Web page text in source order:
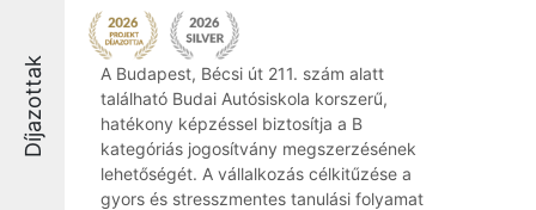
Díjazottak
A Budapest, Bécsi út 211. szám alatt
található Budai Autósiskola korszerű,
hatékony képzéssel biztosítja a B
kategóriás jogosítvány megszerzésének
lehetőségét. A vállalkozás célkitűzése a
gyors és stresszmentes tanulási folyamat